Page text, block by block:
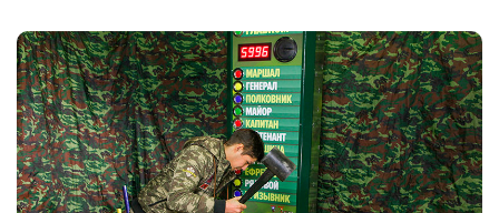
темы, где коллеги соревнуются в знаниях.
Подходит для офиса с ограниченным
пространством — всего за час все вовлекутся в
процесс.
Офисные квесты с элементами приключений.
Участники решают загадки и ищут "артефакты"
прямо на рабочих местах. Мы адаптируем